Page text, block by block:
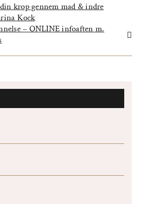
krop gennem mad & indre
Kock
– ONLINE infoaften m.